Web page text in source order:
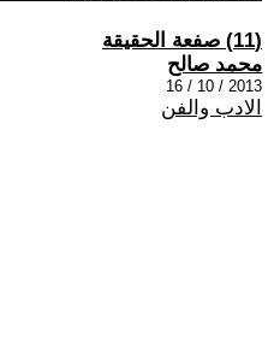
(11) صفعة الحقيقة
محمد صالح
2013 / 10 / 16
الادب والفن